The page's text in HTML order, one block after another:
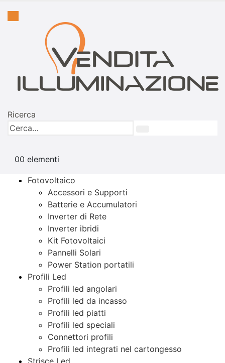
Ricerca
00 elementi
Fotovoltaico
Accessori e Supporti
Batterie e Accumulatori
Inverter di Rete
Inverter ibridi
Kit Fotovoltaici
Pannelli Solari
Power Station portatili
Profili Led
Profili led angolari
Profili led da incasso
Profili led piatti
Profili led speciali
Connettori profili
Profili led integrati nel cartongesso
Strisce Led